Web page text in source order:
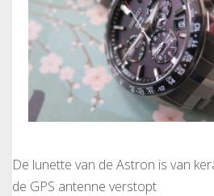
De lunette van de Astron is van
de GPS antenne verstopt